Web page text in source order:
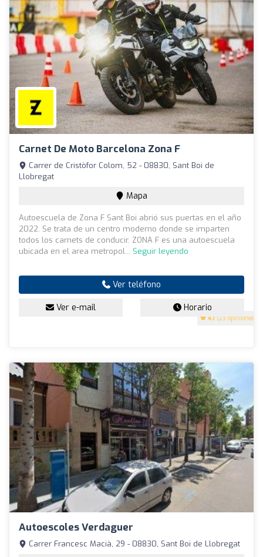
Carnet De Moto Barcelona Zona F
4.1 (23 opiniones)
Carrer de Cristòfor Colom, 52 - 08830, Sant Boi de
Llobregat
Mapa
Autoescuela de Zona F Sant Boi abrió sus puertas en el año
2022. Se trata de un centro moderno donde se imparten
todos los carnets de conducir. ZONA F es una autoescuela
ubicada en el area metropol... Seguir leyendo
Ver teléfono
Ver e-mail Horario
Autoescoles Verdaguer
Carrer Francesc Macià, 29 - 08830, Sant Boi de Llobregat